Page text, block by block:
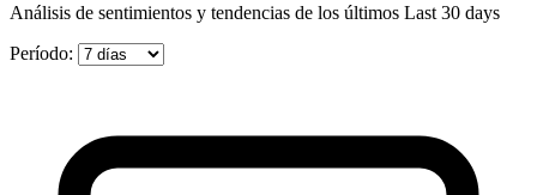
Análisis de sentimientos y tendencias de los últimos Last 30 days
Período: